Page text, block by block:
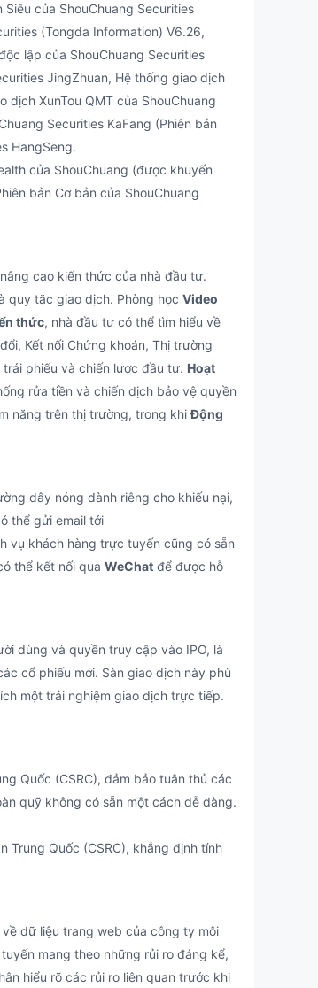
của ShouChuang Securities
(Tongda Information) V6.26,
lập của ShouChuang Securities
JingZhuan, Hệ thống giao dịch
dịch XunTou QMT của ShouChuang
Securities KaFang (Phiên bản
HangSeng.
của ShouChuang (được khuyến
bản Cơ bản của ShouChuang
cao kiến thức của nhà đầu tư.
quy tắc giao dịch. Phòng học Video
thức, nhà đầu tư có thể tìm hiểu về
Kết nối Chứng khoán, Thị trường
trái phiếu và chiến lược đầu tư. Hoạt
rửa tiền và chiến dịch bảo vệ quyền
năng trên thị trường, trong khiĐộng
dây nóng dành riêng cho khiếu nại,
thể gửi email tới
vụ khách hàng trực tuyến cũng có sẵn
thể kết nối qua WeChat để được hỗ
dùng và quyền truy cập vào IPO, là
cổ phiếu mới. Sàn giao dịch này phù
một trải nghiệm giao dịch trực tiếp.
Quốc (CSRC), đảm bảo tuân thủ các
quỹ không có sẵn một cách dễ dàng.
Quốc (CSRC), khẳng định tính
dữ liệu trang web của công ty môi
mang theo những rủi ro đáng kể,
hiểu rõ các rủi ro liên quan trước khi